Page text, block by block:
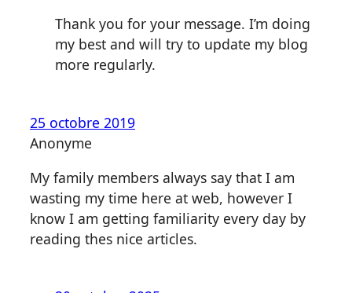
Thank you for your message. I’m doing
my best and will try to update my blog
more regularly.
25 octobre 2019
Anonyme
My family members always say that I am
wasting my time here at web, however I
know I am getting familiarity every day by
reading thes nice articles.